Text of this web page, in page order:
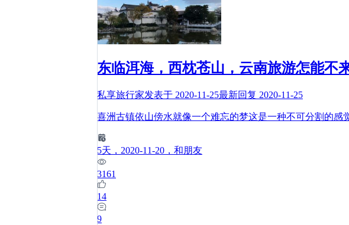
东临洱海，西枕苍山，云南旅游怎能不
私享旅行家发表于 2020-11-25最新回复 2020-11-25
喜洲古镇依山傍水就像一个难忘的梦这是一种不可分割的感
5天 ，2020-11-20 ，和朋友
3161
14
9